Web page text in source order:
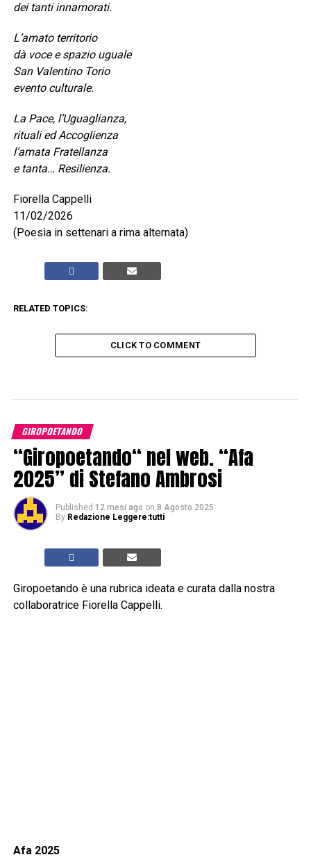
dei tanti innamorati.
L’amato territorio
dà voce e spazio uguale
San Valentino Torio
evento culturale.
La Pace, l’Uguaglianza,
rituali ed Accoglienza
l’amata Fratellanza
e tanta… Resilienza.
Fiorella Cappelli
11/02/2026
(Poesia in settenari a rima alternata)
RELATED TOPICS:
CLICK TO COMMENT
GIROPOETANDO
“Giropoetando“ nel web. “Afa
2025” di Stefano Ambrosi
Published 12 mesi ago on 8 Agosto 2025
By Redazione Leggere:tutti
Giropoetando è una rubrica ideata e curata dalla nostra
collaboratrice Fiorella Cappelli.
Afa 2025